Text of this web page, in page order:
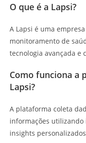
O que é a Lapsi?
A Lapsi é uma
monitoramento de
tecnologia avançada e
Como funciona a
Lapsi?
A plataforma coleta
informações
insights